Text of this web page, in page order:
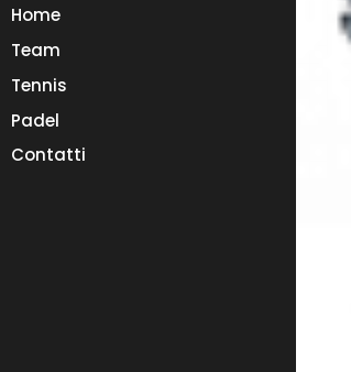
Home
Team
Tennis
Padel
Contatti